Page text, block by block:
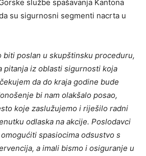
službe spašavanja Kantona
su sigurnosni segmenti nacrta u
biti poslan u skupštinsku proceduru,
pitanja iz oblasti sigurnosti koja
da do kraja godine bude
bi nam olakšalo posao,
koje zaslužujemo i riješilo radni
odlaska na akcije. Poslodavci
spasiocima odsustvo s
a imali bismo i osiguranje u